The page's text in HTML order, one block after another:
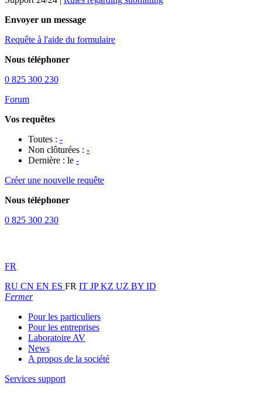
Envoyer un message
Requête à l'aide du formulaire
Nous téléphoner
0 825 300 230
Forum
Vos requêtes
Toutes : -
Non clôturées : -
Dernière : le -
Créer une nouvelle requête
Nous téléphoner
0 825 300 230
FR
RU CN EN ES FR IT JPKZ UZ BY ID
Fermer
Pour les particuliers
Pour les entreprises
Laboratoire AV
News
A propos de la société
Services support